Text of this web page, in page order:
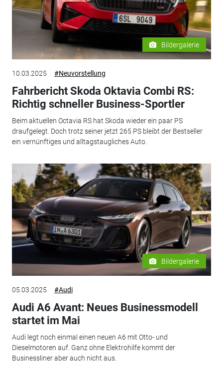
Bildergalerie
10.03.2025 #Neuvorstellung
Fahrbericht Skoda Oktavia Combi RS:
Richtig schneller Business-Sportler
Beim aktuellen Octavia RS hat Skoda wieder ein paar PS
draufgelegt. Doch trotz seiner jetzt 265 PS bleibt der Bestseller
ein vernünftiges und alltagstaugliches Auto.
Bildergalerie
05.03.2025 #Audi
Audi A6 Avant: Neues Businessmodell
startet im Mai
Audi legt noch einmal einen neuen A6 mit Otto- und
Dieselmotoren auf. Ganz ohne Elektrohilfe kommt der
Businessliner aber auch nicht aus.